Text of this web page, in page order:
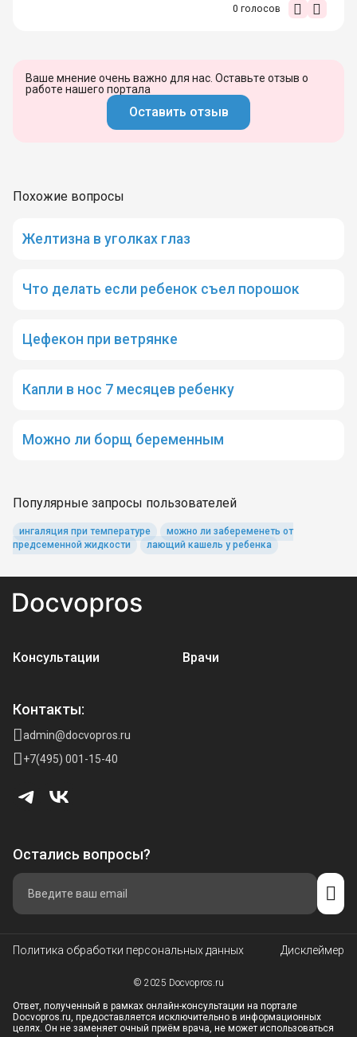
0 голосов
Ваше мнение очень важно для нас. Оставьте отзыв о
работе нашего портала
Оставить отзыв
Похожие вопросы
Желтизна в уголках глаз
Что делать если ребенок съел порошок
Цефекон при ветрянке
Капли в нос 7 месяцев ребенку
Можно ли борщ беременным
Популярные запросы пользователей
ингаляция при температуре
можно ли забеременеть от
предсеменной жидкости
лающий кашель у ребенка
Консультации Врачи
Контакты:
admin@docvopros.ru
+7(495) 001-15-40
Остались вопросы?
Политика обработки персональных данных Дисклеймер
© 2025 Docvopros.ru
Ответ, полученный в рамках онлайн-консультации на портале
Docvopros.ru, предоставляется исключительно в информационных
целях. Он не заменяет очный приём врача, не может использоваться